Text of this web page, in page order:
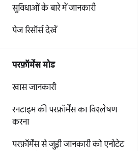
सुविधाओं के बारे में जानकारी
पेज रिसॉर्स देखें
परफ़ॉर्मेंस मोड
खास जानकारी
रनटाइम की परफ़ॉर्मेंस का विश्लेषण
करना
परफ़ॉर्मेंस से जुड़ी जानकारी को एनोटेट